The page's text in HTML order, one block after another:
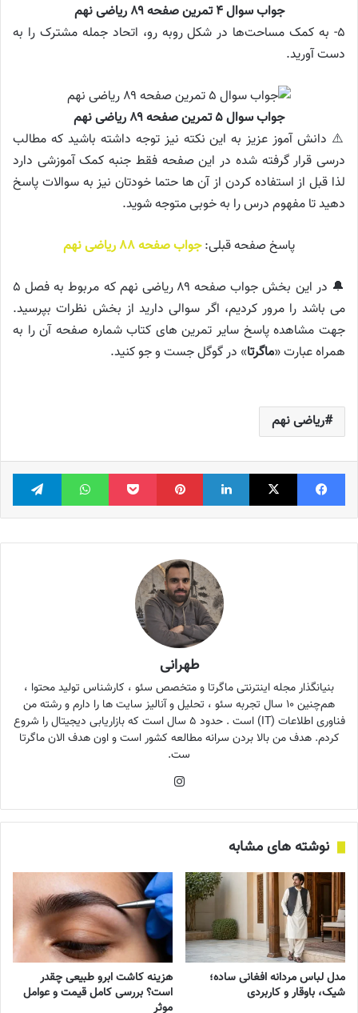
جواب سوال ۴ تمرین صفحه ۸۹ ریاضی نهم
۵- به کمک مساحت‌ها در شکل روبه رو، اتحاد جمله مشترک را به
دست آورید.
جواب سوال ۵ تمرین صفحه ۸۹ ریاضی نهم
⚠️ دانش آموز عزیز به این نکته نیز توجه داشته باشید که مطالب
درسی قرار گرفته شده در این صفحه فقط جنبه کمک آموزشی دارد
لذا قبل از استفاده کردن از آن ها حتما خودتان نیز به سوالات پاسخ
دهید تا مفهوم درس را به خوبی متوجه شوید.
پاسخ صفحه قبلی:جواب صفحه ۸۸ ریاضی نهم
🔔 در این بخش جواب صفحه ۸۹ ریاضی نهم که مربوط به فصل ۵
می باشد را مرور کردیم، اگر سوالی دارید از بخش نظرات بپرسید.
جهت مشاهده پاسخ سایر تمرین های کتاب شماره صفحه آن را به
همراه عبارت «ماگرتا» در گوگل جست و جو کنید.
ریاضی نهم
فیس بوک X لینکدین ‫پین‌ترست پاکت واتس آپ
طهرانی
بنیانگذار مجله اینترنتی ماگرتا و متخصص سئو ، کارشناس تولید محتوا ،
هم‌چنین ۱۰ سال تجربه سئو ، تحلیل و آنالیز سایت ها را دارم و رشته من
فناوری اطلاعات (IT) است . حدود ۵ سال است که بازاریابی دیجیتال را شروع
کردم. هدف من بالا بردن سرانه مطالعه کشور است و اون هدف الان ماگرتا
ست.
نوشته های مشابه
مدل لباس مردانه افغانی ساده؛
شیک، باوقار و کاربردی
هزینه کاشت ابرو طبیعی چقدر
است؟ بررسی کامل قیمت و عوامل
موثر